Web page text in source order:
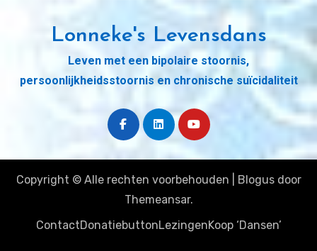
Lonneke's Levensdans
Leven met een bipolaire stoornis,
persoonlijkheidsstoornis en chronische suïcidaliteit
Copyright © Alle rechten voorbehouden Blogusdoor
Themeansar.
ContactDonatiebuttonLezingenKoop ‘Dansen’